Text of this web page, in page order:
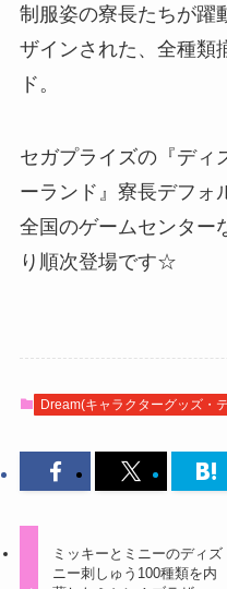
制服姿の寮長たちが躍
ザインされた、全種類
ド。
セガプライズの『ディ
ーランド』寮長デフォ
全国のゲームセンター
り順次登場です☆
Dream(キャラクターグッズ・
ミッキーとミニーのディズ
ニー刺しゅう100種類を内